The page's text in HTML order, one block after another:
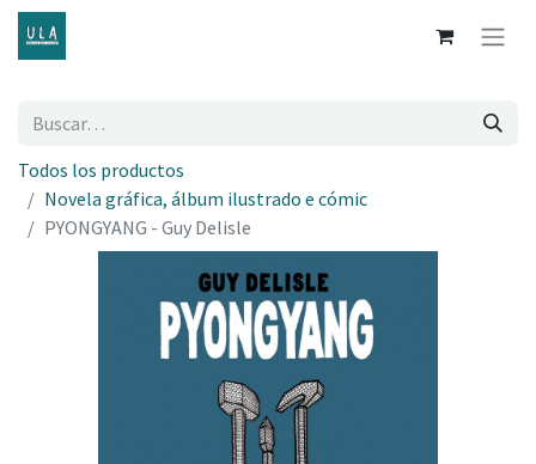
Todos los productos
Novela gráfica, álbum ilustrado e cómic
PYONGYANG - Guy Delisle